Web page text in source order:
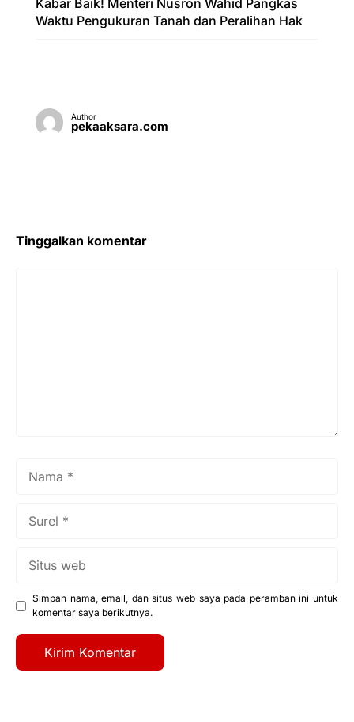
Kabar Baik! Menteri Nusron Wahid Pangkas
Waktu Pengukuran Tanah dan Peralihan Hak
Author
pekaaksara.com
Tinggalkan komentar
Simpan nama, email, dan situs web saya pada peramban ini untuk
komentar saya berikutnya.